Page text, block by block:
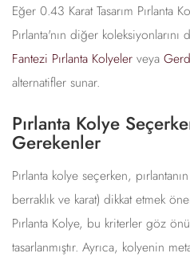
Eğer 0.43 Karat Tasarım Pırlanta
Pırlanta'nın diğer
Fantezi Pırlanta Kolyeler veya
alternatifler sunar.
Pırlanta Kolye
Gerekenler
Pırlanta kolye seçerken,
berraklık ve karat) dikkat etmek
Pırlanta Kolye, bu kriterler göz
tasarlanmıştır. Ayrıca, kolyenin